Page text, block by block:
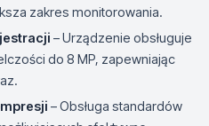
zakres monitorowania.
– Urządzenie obsługuje
do 8 MP, zapewniając
– Obsługa standardów